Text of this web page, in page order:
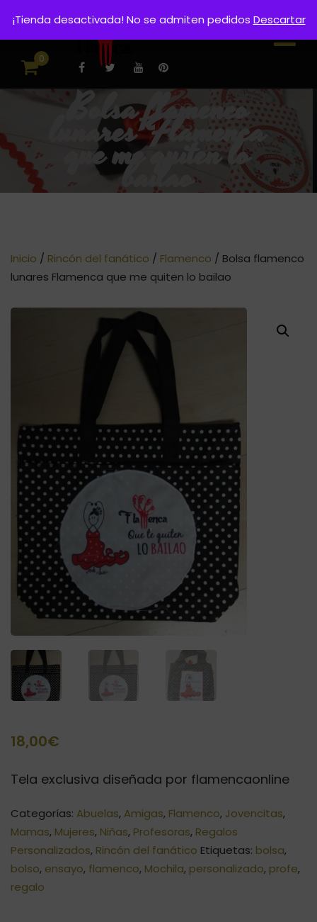
0
Bolsa flamenco
lunares Flamenca
que me quiten lo
bailao
Inicio / Rincón del fanático / Flamenco / Bolsa flamenco
lunares Flamenca que me quiten lo bailao
18,00€
Tela exclusiva diseñada por flamencaonline
Categorías: Abuelas, Amigas, Flamenco, Jovencitas,
Mamas, Mujeres, Niñas, Profesoras, Regalos
Personalizados, Rincón del fanático Etiquetas: bolsa,
bolso, ensayo, flamenco, Mochila, personalizado, profe,
regalo
¡Tienda desactivada! No se admiten pedidos Descartar